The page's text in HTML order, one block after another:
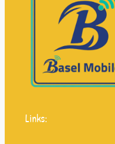
Links: